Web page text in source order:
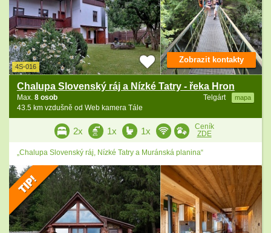
4S-016
Chalupa Slovenský ráj a Nízké Tatry - řeka Hron
Telgárt mapa
Max. 8 osob
43.5 km vzdušně od Web kamera Tále
Zobrazit kontakty
2x 1x 1x
Ceník
ZDE
„Chalupa Slovenský ráj, Nízké Tatry a Muránská planina“